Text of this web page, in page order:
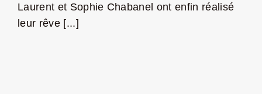
Laurent et Sophie Chabanel ont enfin réalisé
leur rêve [...]